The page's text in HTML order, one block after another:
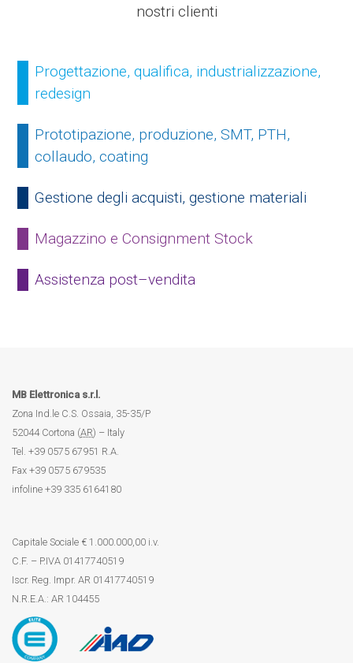
nostri clienti
Progettazione, qualifica, industrializzazione,
redesign
Prototipazione, produzione, SMT, PTH,
collaudo, coating
Gestione degli acquisti, gestione materiali
Magazzino e Consignment Stock
Assistenza post–vendita
MB Elettronica s.r.l.
Zona Ind.le C.S. Ossaia, 35-35/P
52044 Cortona (AR) – Italy
Tel. +39 0575 67951 R.A.
Fax +39 0575 679535
infoline +39 335 6164180
Capitale Sociale € 1.000.000,00 i.v.
C.F. – P.IVA 01417740519
Iscr. Reg. Impr. AR 01417740519
N.R.E.A.: AR 104455